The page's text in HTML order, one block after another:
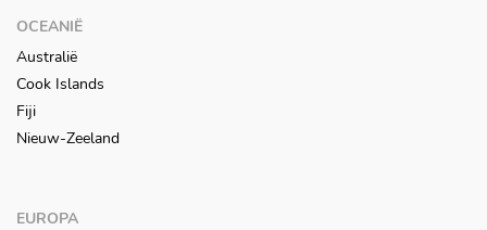
OCEANIË
Australië
Cook Islands
Fiji
Nieuw-Zeeland
EUROPA